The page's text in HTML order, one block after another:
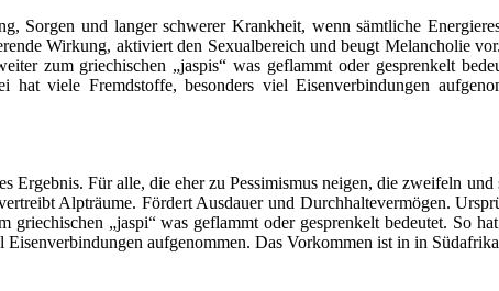
Sorgen und langer schwerer Krankheit, wenn sämtliche
Wirkung, aktiviert den Sexualbereich und beugt Melancholie
zum griechischen „jaspis“ was geflammt oder gesprenkelt
viele Fremdstoffe, besonders viel Eisenverbindungen
Ergebnis. Für alle, die eher zu Pessimismus neigen, die zweifeln
Alpträume. Fördert Ausdauer und Durchhaltevermögen.
„jaspi“ was geflammt oder gesprenkelt bedeu­tet. So
aufgenommen. Das Vorkom­men ist in in